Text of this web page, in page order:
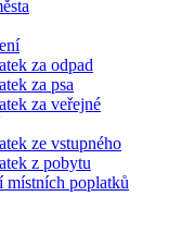
za odpad
za psa
za veřejné
ze vstupného
z pobytu
místních poplatků